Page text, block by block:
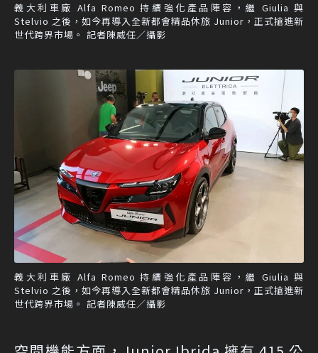
義大利車廠 Alfa Romeo 持續強化產品陣容，繼 Giulia 與
Stelvio 之後，如今再導入全新都會精品休旅 Junior，正式搶進新
世代跨界市場。 記者陳威任／攝影
義大利車廠 Alfa Romeo 持續強化產品陣容，繼 Giulia 與
Stelvio 之後，如今再導入全新都會精品休旅 Junior，正式搶進新
世代跨界市場。 記者陳威任／攝影